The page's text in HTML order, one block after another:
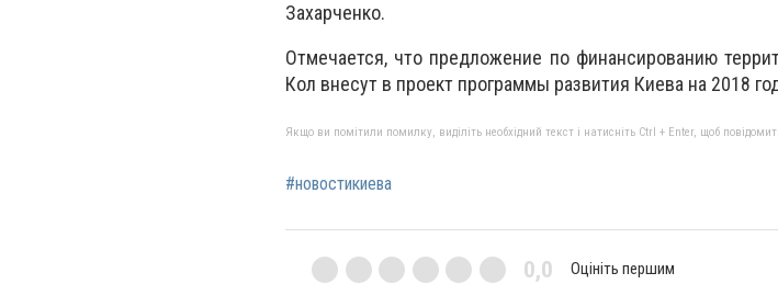
Захарченко.
Отмечается, что предложение по финансированию
Кол внесут в проект программы развития Киева на 2018
Якщо ви помітили помилку, виділіть необхідний текст і натисніть Ctrl + Enter, щоб
#новостикиева
0,0 Оцініть першим